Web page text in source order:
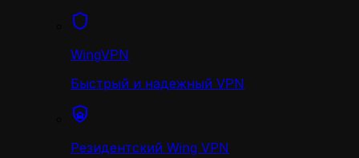
WingVPN
Быстрый и надежный VPN
Резидентский Wing VPN